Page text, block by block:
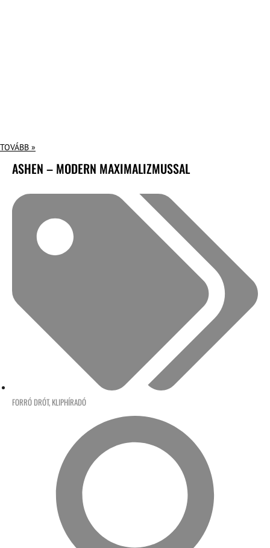
TOVÁBB »
ASHEN – MODERN MAXIMALIZMUSSAL
FORRÓ DRÓT, KLIPHÍRADÓ